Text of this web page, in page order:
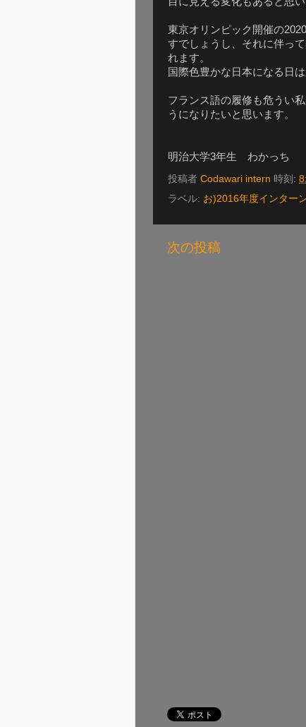
東京オリンピック開催の
すでしょうし、それに伴っ
れます。
国際色豊かな日本になる日
フランス語の履修も危うい
うになりたいと思います。
明治大学3年生 わかっち
投稿者 Codawari intern 時刻:
ラベル: お)2016年度インター
次の投稿